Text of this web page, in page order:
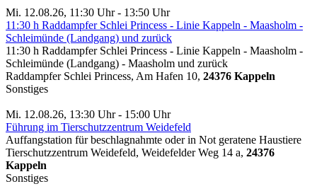
Mi. 12.08.26, 11:30 Uhr - 13:50 Uhr
11:30 h Raddampfer Schlei Princess - Linie Kappeln - Maasholm -
Schleimünde (Landgang) und zurück
11:30 h Raddampfer Schlei Princess - Linie Kappeln - Maasholm -
Schleimünde (Landgang) - Maasholm und zurück
Raddampfer Schlei Princess, Am Hafen 10, 24376 Kappeln
Sonstiges
Mi. 12.08.26, 13:30 Uhr - 15:00 Uhr
Führung im Tierschutzzentrum Weidefeld
Auffangstation für beschlagnahmte oder in Not geratene Haustiere
Tierschutzzentrum Weidefeld, Weidefelder Weg 14 a, 24376
Kappeln
Sonstiges